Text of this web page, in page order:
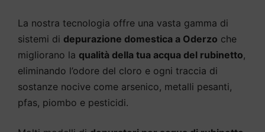
La nostra tecnologia offre una vasta gamma di
sistemi di depurazione domestica a Oderzo che
migliorano la qualità della tua acqua del rubinetto,
eliminando l’odore del cloro e ogni traccia di
sostanze nocive come arsenico, metalli pesanti,
pfas, piombo e pesticidi.